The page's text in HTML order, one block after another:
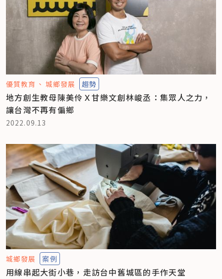
優質教育 城鄉發展 趨勢
地方創生教母陳美伶Ｘ甘樂文創林峻丞：集眾人之力，
讓台灣不再有偏鄉
2022.09.13
城鄉發展 案例
用線串起大街小巷，走訪台中舊城區的手作天堂